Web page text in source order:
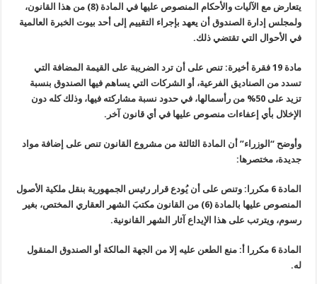
يتعارض مع الآليات والأحكام المنصوص عليها في المادة (8) من هذا القانون،
ولمجلس إدارة الصندوق أن يعهد بإجراء التقييم إلى أحد بيوت الخبرة العالمية
في الأحوال التي تقتضي ذلك.
مادة 19 فقرة أخيرة: تنص على أن ترد الضريبة على القيمة المضافة التي
تسدد من الصناديق الفرعية، أو الشركات التي يساهم فيها الصندوق بنسبة
تزيد على 50% من رأسمالها، في حدود نسبة مشاركته فيها، وذلك كله دون
الإخلال بأي إعفاءات منصوص عليها في أي قانون آخر .
وأوضح “الوزراء” أن المادة الثالثة من مشروع القانون تنص على إضافة مواد
جديدة، مختصرها:
المادة 6 مكررا: وتنص على أن يُودع قرار رئيس الجمهورية بنقل ملكية الأصول
المنصوص عليها بالمادة (6) من القانون مكتبَ الشهر العقاري المختص، بغير
رسوم، ويترتب على هذا الإيداع آثار الشهر القانونية.
المادة 6 مكررا أ: منع الطعن عليه إلا من الجهة المالكة أو الصندوق المنقول
له.